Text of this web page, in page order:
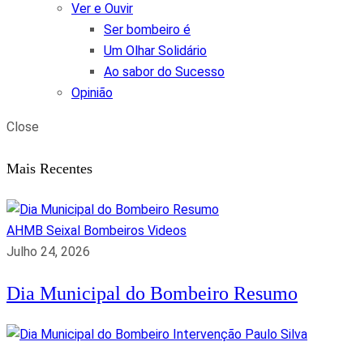
Ver e Ouvir
Ser bombeiro é
Um Olhar Solidário
Ao sabor do Sucesso
Opinião
Close
Mais Recentes
AHMB Seixal Bombeiros Videos
Julho 24, 2026
Dia Municipal do Bombeiro Resumo